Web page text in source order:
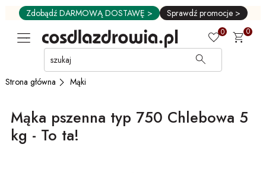
Przejdź
GŁÓWNEJ
ZAWARTOŚCI
MENU
UŻYTKOWNIKA
WYSZUKIWARKI
Zdobądź DARMOWĄ DOSTAWĘ > Sprawdź promocje >
0 0
Strona główna Mąki
Mąka pszenna typ 750 Chlebowa 5
kg - To ta!